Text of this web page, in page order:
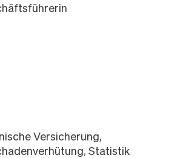
Versicherung,
Statistik